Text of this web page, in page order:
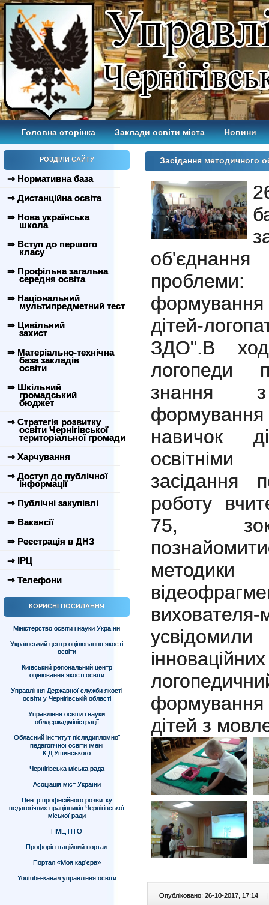
Головна сторінка Заклади освіти міста Новини
РОЗДІЛИ САЙТУ
⇒ Нормативна база
⇒ Дистанційна освіта
⇒ Нова українська
школа
⇒ Вступ до першого
класу
⇒ Профільна загальна
середня освіта
⇒ Національний
мультипредметний тест
⇒ Цивільний
захист
⇒ Матеріально-технічна
база закладів
освіти
⇒ Шкільний
громадський
бюджет
⇒ Стратегія розвитку
освіти Чернігівської
територіальної громади
⇒ Харчування
⇒ Доступ до публічної
інформації
⇒ Публічні закупівлі
⇒ Вакансії
⇒ Реєстрація в ДНЗ
⇒ ІРЦ
⇒ Телефони
КОРИСНІ ПОСИЛАННЯ
Міністерство освіти і науки України
Український центр оцінювання якості
освіти
Київський регіональний центр
оцінювання якості освіти
Управління Державної служби якості
освіти у Чернігівській області
Управління освіти і науки
облдержадміністрації
Обласний інститут післядипломної
педагогічної освіти імені
К.Д.Ушинського
Чернігівська міська рада
Асоціація міст України
Центр професійного розвитку
педагогічних працівників Чернігівської
міської ради
НМЦ ПТО
Профорієнтаційний портал
Портал «Моя кар’єра»
Youtube-канал управління освіти
Засідання методичного
об'єднання
дітей-
ЗДО".В
логопеди
знання
навичок
засідання
роботу
75,
методики
дітей з
Опубліковано: 26-10-2017, 17:14 |